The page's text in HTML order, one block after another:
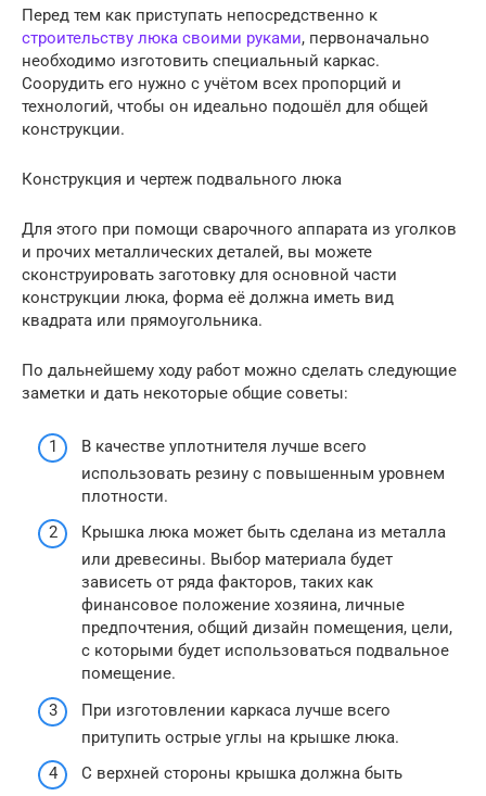
Перед тем как приступать непосредственно к
строительству люка своими руками, первоначально
необходимо изготовить специальный каркас.
Соорудить его нужно с учётом всех пропорций и
технологий, чтобы он идеально подошёл для общей
конструкции.
Конструкция и чертеж подвального люка
Для этого при помощи сварочного аппарата из уголков
и прочих металлических деталей, вы можете
сконструировать заготовку для основной части
конструкции люка, форма её должна иметь вид
квадрата или прямоугольника.
По дальнейшему ходу работ можно сделать следующие
заметки и дать некоторые общие советы:
В качестве уплотнителя лучше всего
использовать резину с повышенным уровнем
плотности.
Крышка люка может быть сделана из металла
или древесины. Выбор материала будет
зависеть от ряда факторов, таких как
финансовое положение хозяина, личные
предпочтения, общий дизайн помещения, цели,
с которыми будет использоваться подвальное
помещение.
При изготовлении каркаса лучше всего
притупить острые углы на крышке люка.
С верхней стороны крышка должна быть